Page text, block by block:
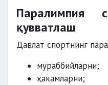
Паралимпия
қувватлаш
Давлат спортнинг
мураббийларни;
ҳакамларни;